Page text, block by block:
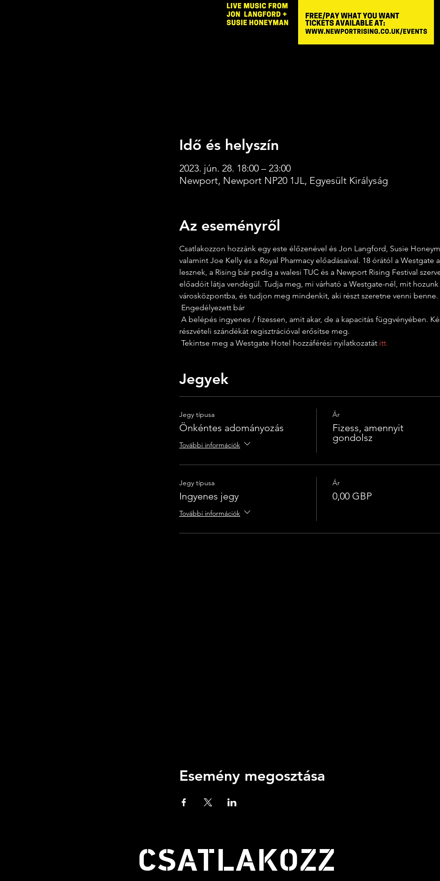
Idő és helyszín
2023. jún. 28. 18:00 – 23:00
Newport, Newport NP20 1JL, Egyesült Királyság
Az eseményről
Csatlakozzon hozzánk egy este élőzenével és Jon Langford, Susie
valamint Joe Kelly és a Royal Pharmacy előadásaival. 18 órától a Westgate
lesznek, a Rising bár pedig a walesi TUC és a Newport Rising Festival
előadóit látja vendégül. Tudja meg, mi várható a Westgate-nél, mit hozunk
városközpontba, és tudjon meg mindenkit, aki részt szeretne venni benne.
Engedélyezett bár
részvételi szándékát regisztrációval erősítse meg.
Tekintse meg a Westgate Hotel hozzáférési nyilatkozatát itt.
Jegyek
Jegy típusa
Önkéntes adományozás
További információk
Ár
Fizess, amennyit
gondolsz
Jegy típusa
Ingyenes jegy
További információk
Ár
0,00 GBP
Esemény megosztása
CSATLAKOZZ